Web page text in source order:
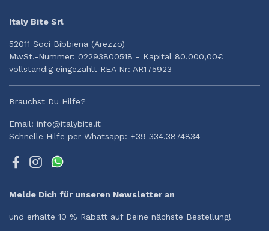
Italy Bite Srl
52011 Soci Bibbiena (Arezzo)
MwSt.-Nummer: 02293800518 - Kapital 80.000,00€
vollständig eingezahlt REA Nr: AR175923
Brauchst Du Hilfe?
Email: info@italybite.it
Schnelle Hilfe per Whatsapp: +39 334.3874834
Melde Dich für unseren Newsletter an
und erhalte 10 % Rabatt auf Deine nächste Bestellung!